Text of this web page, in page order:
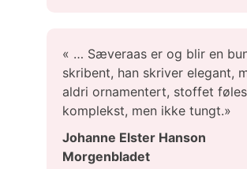
« … Sæveraas er og blir en
skribent, han skriver elegant,
aldri ornamentert, stoffet føles
komplekst, men ikke tungt.»
Johanne Elster Hanson
Morgenbladet